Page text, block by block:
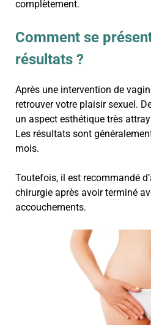
complètement.
Comment se
résultats ?
Après une intervention de
retrouver votre plaisir sexuel.
un aspect esthétique très
Les résultats sont
mois.
Toutefois, il est recommandé
chirurgie après avoir terminé
accouchements.